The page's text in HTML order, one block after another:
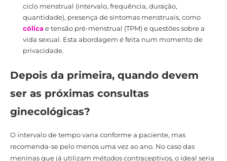
ciclo menstrual (intervalo, frequência, duração,
quantidade), presença de sintomas menstruais, como
cólicae tensão pré-menstrual (TPM) e questões sobre a
vida sexual. Esta abordagem é feita num momento de
privacidade.
Depois da primeira, quando devem
ser as próximas consultas
ginecológicas?
O intervalo de tempo varia conforme a paciente, mas
recomenda-se pelo menos uma vez ao ano. No caso das
meninas que já utilizam métodos contraceptivos, o ideal seria